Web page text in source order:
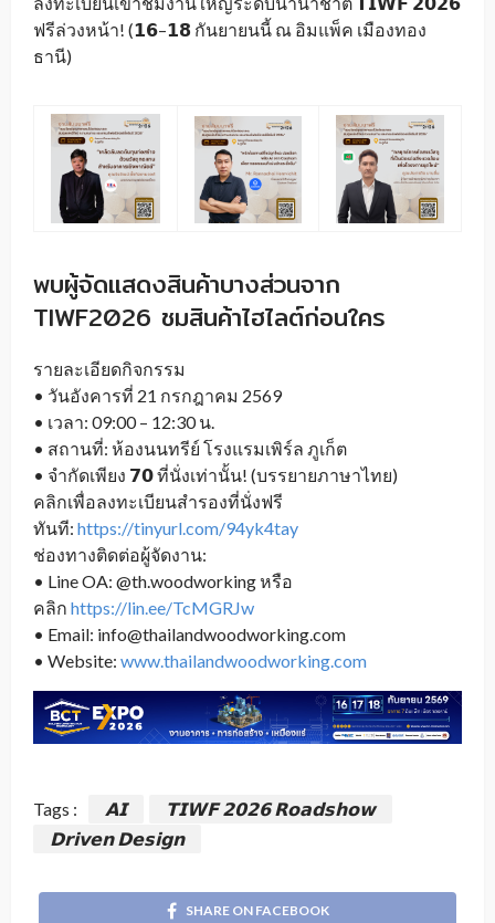
ฟรีล่วงหน้า! (𝟭𝟲–𝟭𝟴 กันยายนนี้ ณ อิมแพ็ค เมืองทอง
ธานี)
พบผู้จัดแสดงสินค้าบางส่วนจาก
TIWF2026 ชมสินค้าไฮไลต์ก่อนใคร
รายละเอียดกิจกรรม
• วันอังคารที่ 21 กรกฎาคม 2569
• เวลา: 09:00 – 12:30 น.
• สถานที่: ห้องนนทรีย์ โรงแรมเพิร์ล ภูเก็ต
• จำกัดเพียง 𝟳𝟬 ที่นั่งเท่านั้น! (บรรยายภาษาไทย)
คลิกเพื่อลงทะเบียนสำรองที่นั่งฟรี
ทันที: https://tinyurl.com/94yk4tay
ช่องทางติดต่อผู้จัดงาน:
• Line OA: @th.woodworking หรือ
คลิก https://lin.ee/TcMGRJw
• Email: info@thailandwoodworking.com
• Website: www.thailandwoodworking.com
Tags : 𝗔𝗜
𝗧𝗜𝗪𝗙 𝟮𝟬𝟮𝟲 𝗥𝗼𝗮𝗱𝘀𝗵𝗼𝘄
𝗗𝗿𝗶𝘃𝗲𝗻 𝗗𝗲𝘀𝗶𝗴𝗻
SHARE ON FACEBOOK